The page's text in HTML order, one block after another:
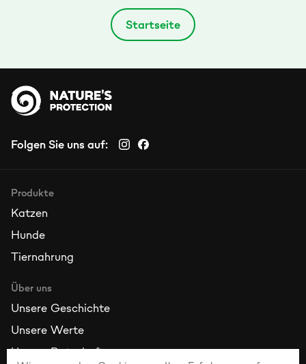
Startseite
Folgen Sie uns auf:
Produkte
Katzen
Hunde
Tiernahrung
Über uns
Unsere Geschichte
Unsere Werte
Unsere Botschafter